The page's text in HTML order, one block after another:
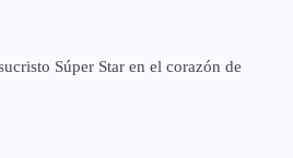
Súper Star en el corazón de